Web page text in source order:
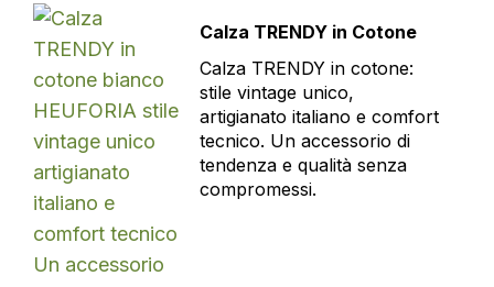
Calza TRENDY in Cotone
Calza TRENDY in cotone:
stile vintage unico,
artigianato italiano e comfort
tecnico. Un accessorio di
tendenza e qualità senza
compromessi.